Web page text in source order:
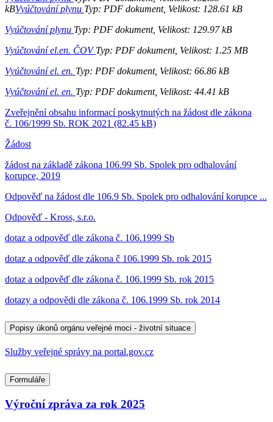
kBVyúčtování plynu Typ: PDF dokument, Velikost: 128.61 kB
Vyúčtování plynu Typ: PDF dokument, Velikost: 129.97 kB
Vyúčtování el.en. ČOVTyp: PDF dokument, Velikost: 1.25 MB
Vyúčtování el. en. Typ: PDF dokument, Velikost: 66.86 kB
Vyúčtování el. en. Typ: PDF dokument, Velikost: 44.41 kB
Zveřejnění obsahu informací poskytnutých na žádost dle zákona
č. 106/1999 Sb. ROK 2021 (82.45 kB)
Žádost
žádost na základě zákona 106.99 Sb. Spolek pro odhalování
korupce, 2019
Odpověď na žádost dle 106.9 Sb. Spolek pro odhalování korupce ...
Odpověď - Kross, s.r.o.
dotaz a odpověď dle zákona č. 106.1999 Sb
dotaz a odpověď dle zákona č 106.1999 Sb. rok 2015
dotaz a odpověď dle zákona č. 106.1999 Sb. rok 2015
dotazy a odpovědi dle zákona č. 106.1999 Sb. rok 2014
Popisy úkonů orgánu veřejné moci - životní situace
Služby veřejné správy na portal.gov.cz
Formuláře
Výroční zpráva za rok 2025